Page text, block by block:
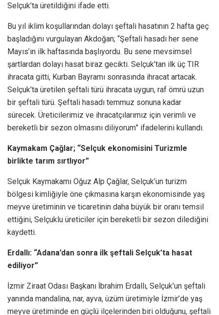
Selçuk’ta üretildiğini ifade etti.
Bu yıl iklim koşullarından dolayı şeftali hasatının 2 hafta geç
başladığını vurgulayan Akdoğan; “Şeftali hasadı her sene
Mayıs’ın ilk haftasında başlıyordu. Bu sene mevsimsel
şartlardan dolayı hasat biraz gecikti. Selçuk’tan ilk üç TIR
ihracata gitti, Kurban Bayramı sonrasında ihracat artacak.
Selçuk’ta üretilen şeftali türü ihracata uygun, raf ömrü uzun
bir şeftali türü. Şeftali hasadı temmuz sonuna kadar
sürecek. Üreticilerimiz ve ihracatçılarımız için verimli ve
bereketli bir sezon olmasını diliyorum” ifadelerini kullandı.
Kaymakam Çağlar; “Selçuk ekonomisini Turizmle
birlikte tarım sırtlıyor”
Selçuk Kaymakamı Oğuz Alp Çağlar, Selçuk’un turizm
bölgesi kimliğiyle öne çıkmasına karşın ekonomisinde yaş
meyve üretiminin ve ticaretinin daha büyük bir oranı temsil
ettiğini, Selçuklu üreticiler için bereketli bir sezon dilediğini
kaydetti.
Erdallı: “Adana’dan sonra ilk şeftali Selçuk’ta hasat
ediliyor”
İzmir Ziraat Odası Başkanı İbrahim Erdallı, Selçuk’un şeftali
yanında mandalina, nar, ayva, üzüm üretimiyle İzmir’de yaş
meyve üretiminde en güçlü ilçelerinden biri olduğunu, şeftali